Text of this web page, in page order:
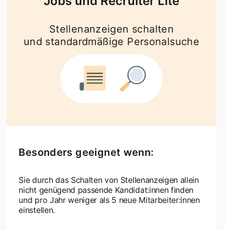
Stellenanzeigen schalten
und standardmäßige Personalsuche
Besonders geeignet wenn:
Sie durch das Schalten von Stellenanzeigen allein
nicht genügend passende Kandidat:innen finden
und pro Jahr weniger als 5 neue Mitarbeiter:innen
einstellen.